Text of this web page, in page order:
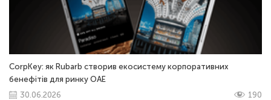
CorpKey: як Rubarb створив екосистему корпоративних
бенефітів для ринку ОАЕ
30.06.2026
190